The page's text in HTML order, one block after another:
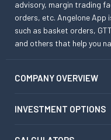
advisory, margin trading
orders, etc. Angelone
such as basket orders,
and others that help you
COMPANY OVERVIEW
INVESTMENT OPTIONS